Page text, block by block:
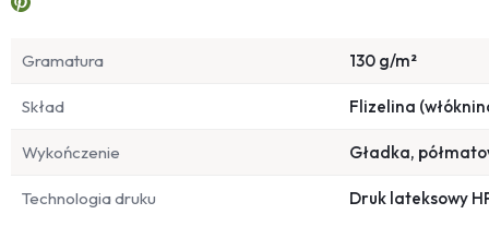
Gramatura 130 g/m²
Skład Flizelina
Wykończenie Gładka,
Technologia druku Druk lateksowy